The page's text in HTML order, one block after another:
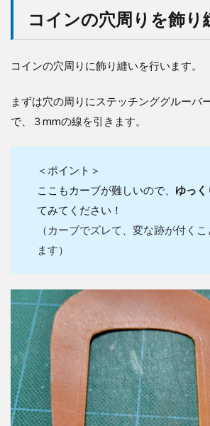
コインの穴周りを飾り
コインの穴周りに飾り縫いを行います。
まずは穴の周りにステッチンググルーバ
で、３mmの線を引きます。
＜ポイント＞
ここもカーブが難しいので、 ゆっく
てみてください！
（カーブでズレて、変な跡が付く
ます）